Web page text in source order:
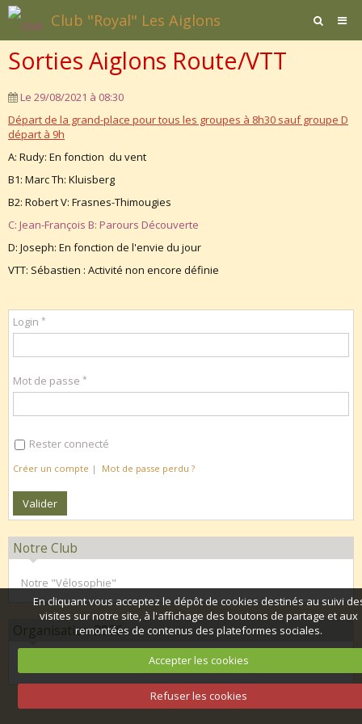
Club "Royal" Les Aiglons
Page d'accueil
Agenda
Contact / Formulaires
Affiliation
Documents
Sorties Aiglons Route/VTT
Le 29/08/2021 à 08:30
Départ de la grand-place pour tous les groupes à 8h30 sauf groupe D
départ à 9h
A: Rudy: En fonction du vent
B1: Marc Th: Kluisberg
B2: Robert V: Frasnes-Thimougies
C: Jean-François B: Parours Découverte
D: Joseph: En fonction de l'envie du jour
VTT: Sébastien : Activité non encore définie
Login
Mot de passe
Rester connecté
Créer un compte | Mot de passe perdu ?
Notre Club
Notre "Vélosophie"
Organisation 2026
En cliquant vous acceptez le dépôt de cookies destinés au suivi
visites sur notre site, à l'affichage des boutons de partage et aux
remontées de contenus des plateformes sociales.
Accepter les cookies
Refuser les cookies